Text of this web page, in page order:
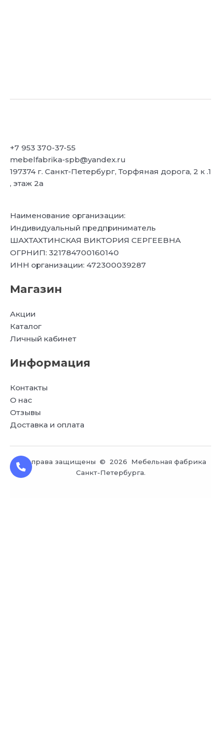
+7 953 370-37-55
mebelfabrika-spb@yandex.ru
197374 г. Санкт-Петербург, Торфяная дорога, 2 к .1
, этаж 2а
Наименование организации:
Индивидуальный предприниматель
ШАХТАХТИНСКАЯ ВИКТОРИЯ СЕРГЕЕВНА
ОГРНИП: 321784700160140
ИНН организации: 472300039287
Магазин
Акции
Каталог
Личный кабинет
Информация
Контакты
О нас
Отзывы
Доставка и оплата
Все права защищены © 2026 Мебельная фабрика
Санкт-Петербурга.